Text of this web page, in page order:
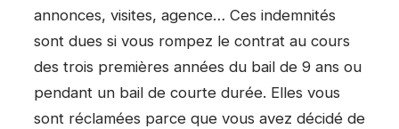
annonces, visites, agence… Ces indemnités
sont dues si vous rompez le contrat au cours
des trois premières années du bail de 9 ans ou
pendant un bail de courte durée. Elles vous
sont réclamées parce que vous avez décidé de